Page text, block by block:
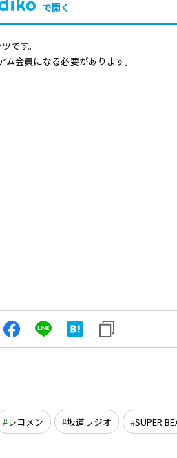
で開く
です。
会員になる必要があります。
レコメン 坂道ラジオ SUPER